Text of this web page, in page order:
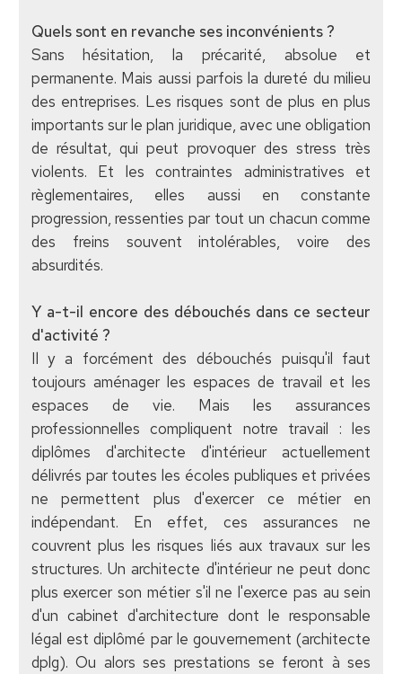
Quels sont en revanche ses inconvénients ?
Sans hésitation, la précarité, absolue et
permanente. Mais aussi parfois la dureté du milieu
des entreprises. Les risques sont de plus en plus
importants sur le plan juridique, avec une obligation
de résultat, qui peut provoquer des stress très
violents. Et les contraintes administratives et
règlementaires, elles aussi en constante
progression, ressenties par tout un chacun comme
des freins souvent intolérables, voire des
absurdités.
Y a-t-il encore des débouchés dans ce secteur
d'activité ?
Il y a forcément des débouchés puisqu'il faut
toujours aménager les espaces de travail et les
espaces de vie. Mais les assurances
professionnelles compliquent notre travail : les
diplômes d'architecte d'intérieur actuellement
délivrés par toutes les écoles publiques et privées
ne permettent plus d'exercer ce métier en
indépendant. En effet, ces assurances ne
couvrent plus les risques liés aux travaux sur les
structures. Un architecte d'intérieur ne peut donc
plus exercer son métier s'il ne l'exerce pas au sein
d'un cabinet d'architecture dont le responsable
légal est diplômé par le gouvernement (architecte
dplg). Ou alors ses prestations se feront à ses